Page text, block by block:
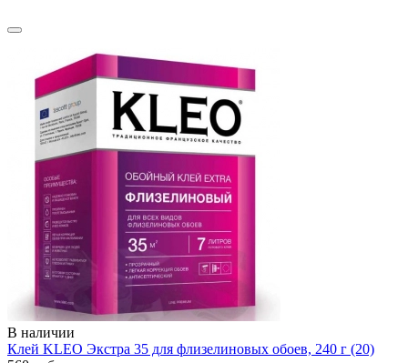
В наличии
Клей KLEO Экстра 35 для флизелиновых обоев, 240 г (20)